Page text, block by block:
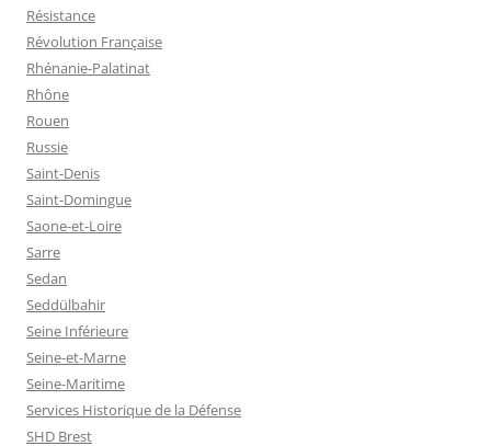
Résistance
Révolution Française
Rhénanie-Palatinat
Rhône
Rouen
Russie
Saint-Denis
Saint-Domingue
Saone-et-Loire
Sarre
Sedan
Seddülbahir
Seine Inférieure
Seine-et-Marne
Seine-Maritime
Services Historique de la Défense
SHD Brest